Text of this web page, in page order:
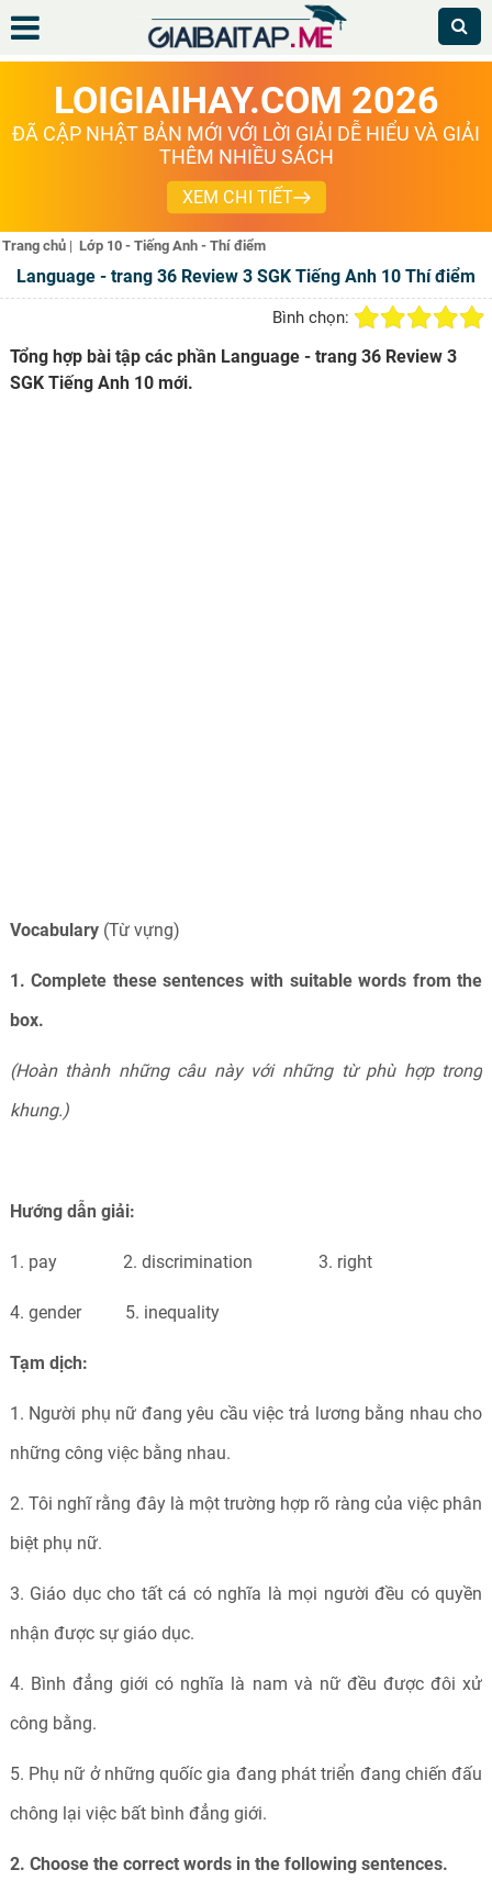
LOIGIAIHAY.COM 2026
ĐÃ CẬP NHẬT BẢN MỚI VỚI LỜI GIẢI DỄ HIỂU VÀ GIẢI
THÊM NHIỀU SÁCH
XEM CHI TIẾT
Trang chủ | Lớp 10 - Tiếng Anh - Thí điểm
Language - trang 36 Review 3 SGK Tiếng Anh 10 Thí điểm
Bình chọn:
Tổng hợp bài tập các phần Language - trang 36 Review 3
SGK Tiếng Anh 10 mới.
Vocabulary (Từ vựng)
1. Complete these sentences with suitable words from the
box.
(Hoàn thành những câu này với những từ phù hợp trong
khung.)
Hướng dẫn giải:
1. pay 2. discrimination 3. right
4. gender 5. inequality
Tạm dịch:
1. Người phụ nữ đang yêu cầu việc trả lương bằng nhau cho
những công việc bằng nhau.
2. Tôi nghĩ rằng đây là một trường hợp rõ ràng của việc phân
biệt phụ nữ.
3. Giáo dục cho tất cá có nghĩa là mọi người đều có quyền
nhận được sự giáo dục.
4. Bình đẳng giới có nghĩa là nam và nữ đều được đôi xử
công bằng.
5. Phụ nữ ở những quốíc gia đang phát triển đang chiến đấu
chông lại việc bất bình đẳng giới.
2. Choose the correct words in the following sentences.